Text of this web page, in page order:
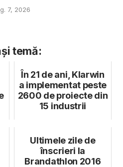
7, 2026
temă:
În 21 de ani, Klarwin
a implementat peste
2600 de proiecte din
15 industrii
Ultimele zile de
înscrieri la
Brandathlon 2016